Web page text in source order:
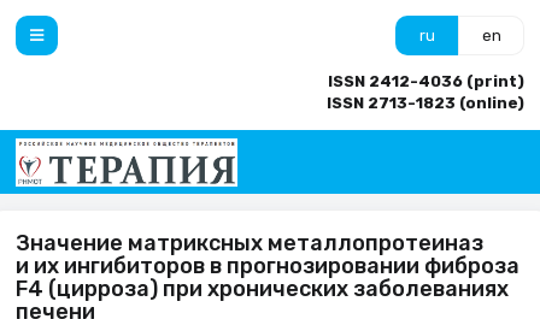
ru en
ISSN 2412-4036 (print)
ISSN 2713-1823 (online)
Значение матриксных металлопротеиназ
и их ингибиторов в прогнозировании фиброза
F4 (цирроза) при хронических заболеваниях
печени